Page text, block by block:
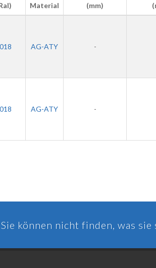
Material
(mm)
AG-ATY -
AG-ATY -
können nicht finden, was sie